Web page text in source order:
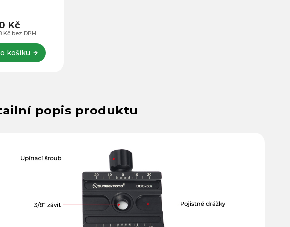
Kč bez DPH
Kč
košíku
se
typu Arca
RRS. Deska
80...
popis produktu